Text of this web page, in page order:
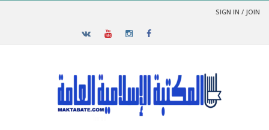
SIGN IN / JOIN